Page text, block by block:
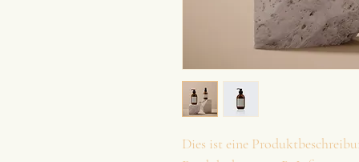
Dies ist eine